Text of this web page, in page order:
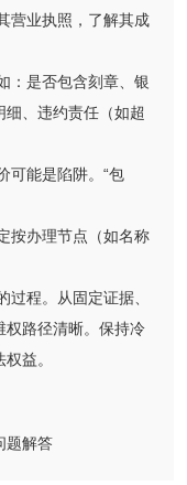
营业执照，了解其成
：是否包含刻章、银
、违约责任（如超
可能是陷阱。“包
按办理节点（如名称
程。从固定证据、
权路径清晰。保持冷
益。
题解答